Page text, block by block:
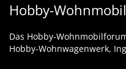
Hobby-
Das Hobby-
Hobby-Wohnwagenwerk,